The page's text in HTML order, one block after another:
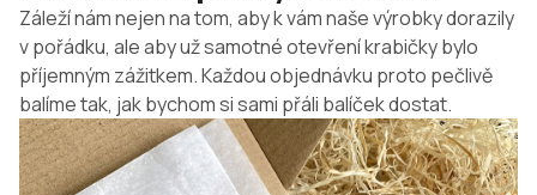
Záleží nám nejen na tom, aby k vám naše výrobky dorazily
v pořádku, ale aby už samotné otevření krabičky bylo
příjemným zážitkem. Každou objednávku proto pečlivě
balíme tak, jak bychom si sami přáli balíček dostat.